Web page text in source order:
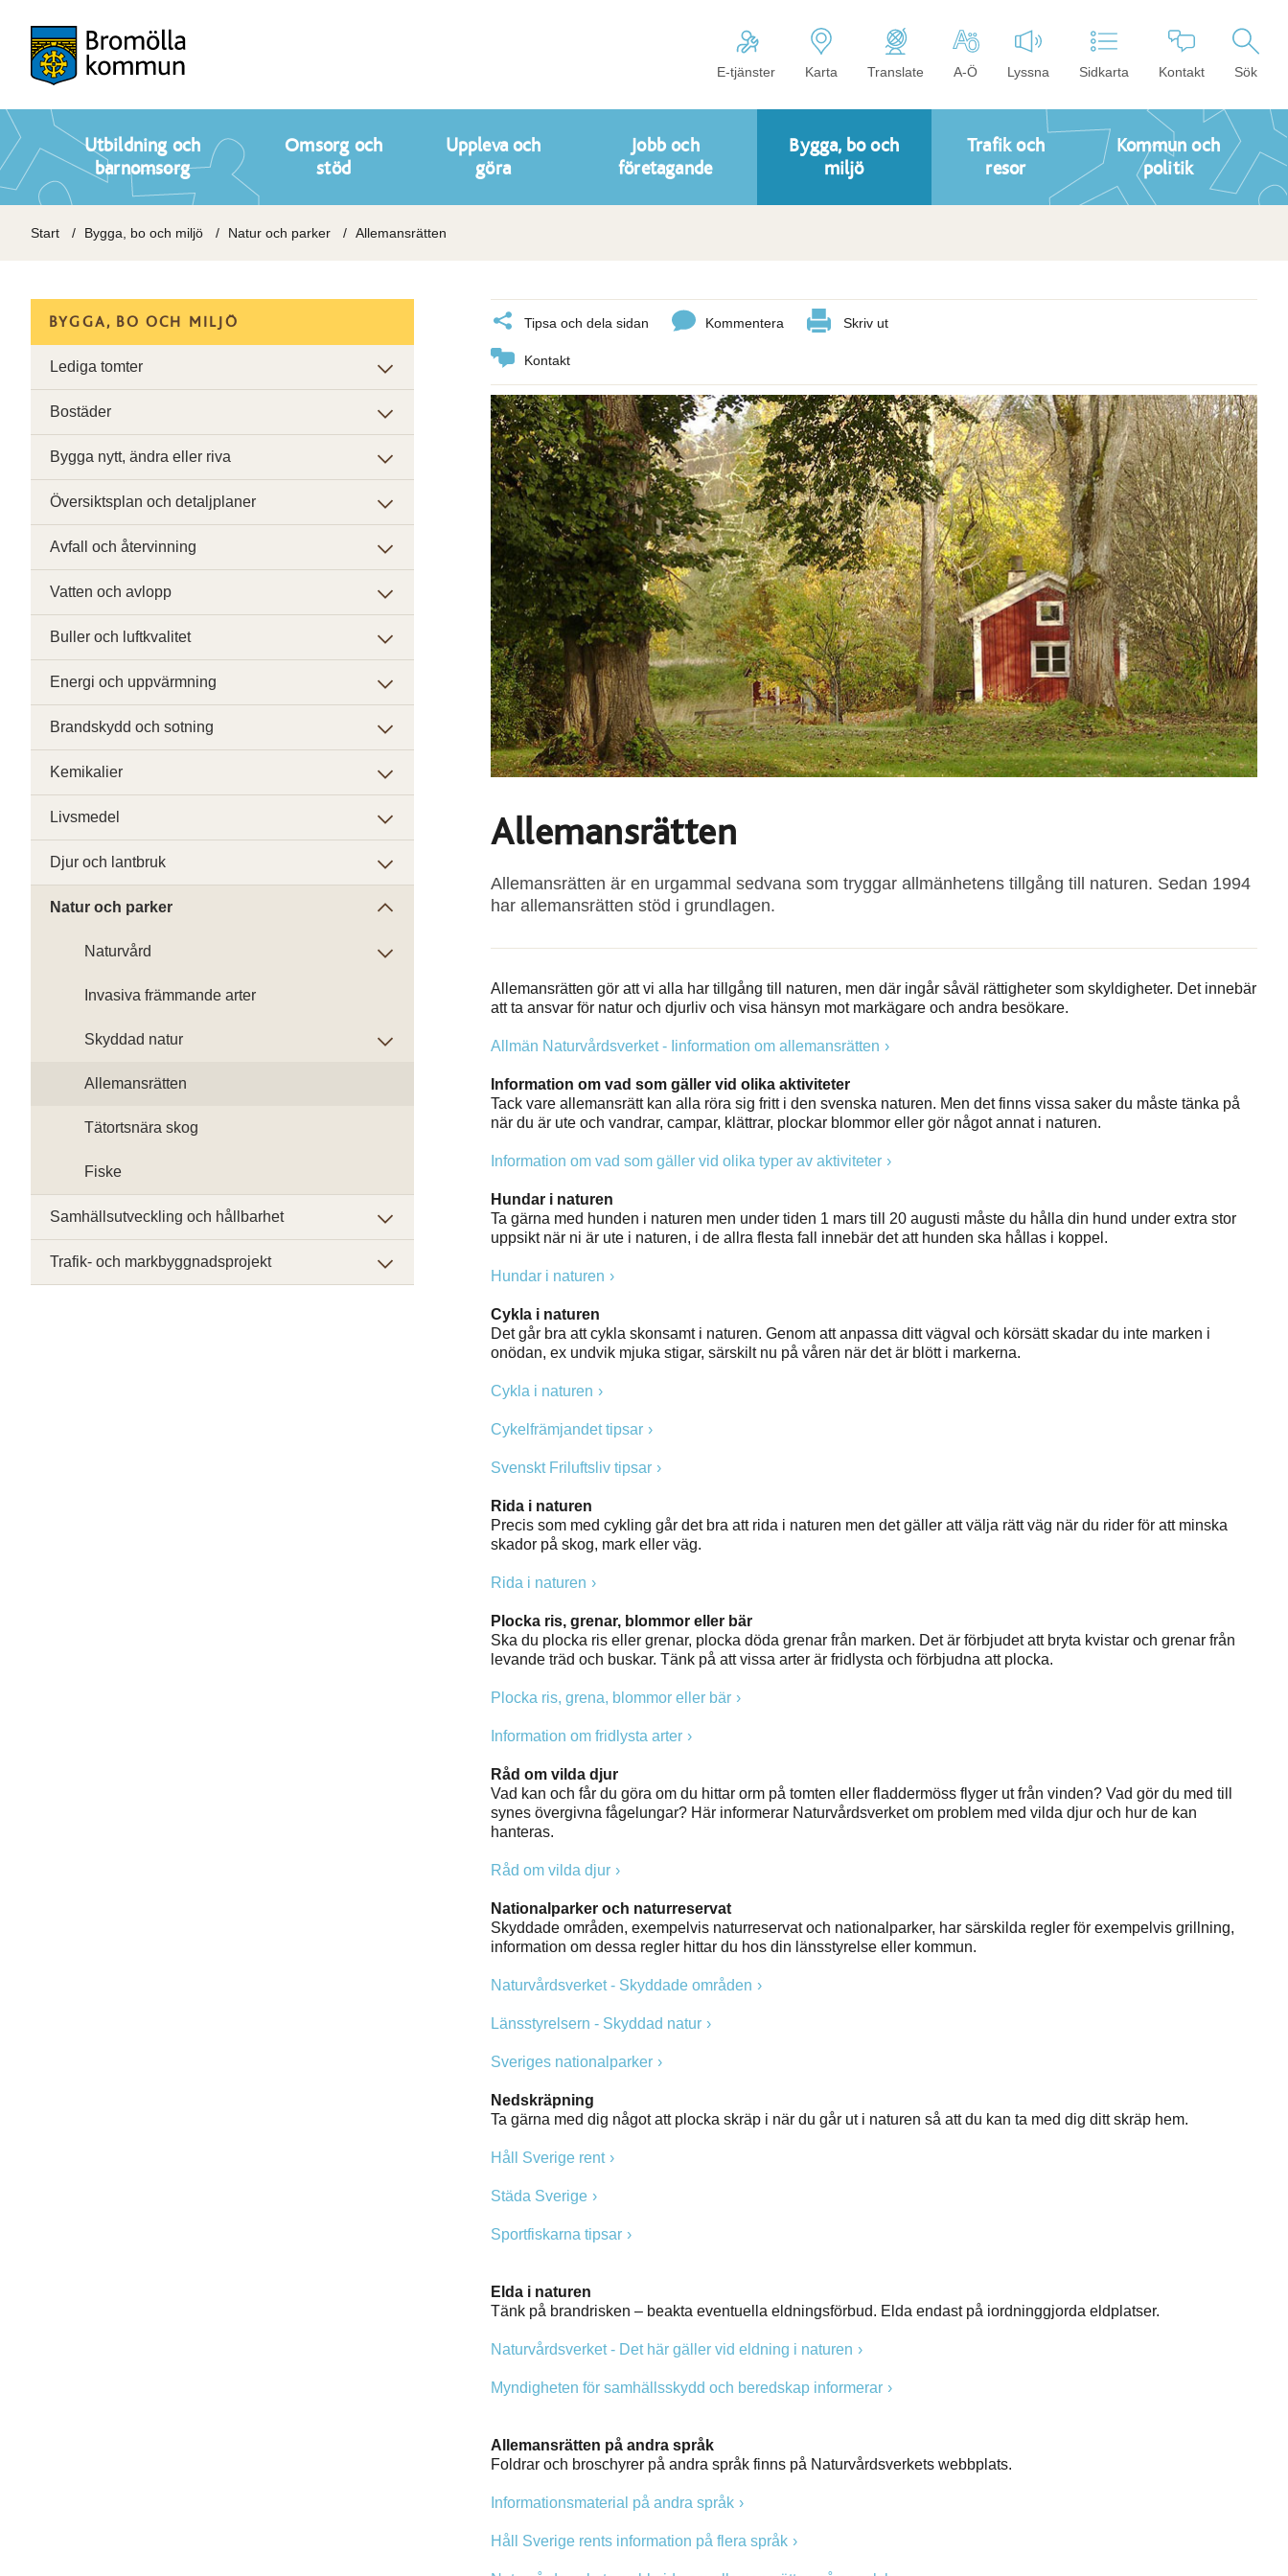
E-tjänster Karta Translate A-Ö Lyssna Sidkarta Kontakt Sök
Utbildning och
barnomsorg
Omsorg och
stöd
Uppleva och
göra
Jobb och
företagande
Bygga, bo och
miljö
Trafik och
resor
Kommun och
politik
Start Bygga, bo och miljö Natur och parker Allemansrätten
Tipsa och dela sidan Kommentera Skriv ut
Kontakt
Allemansrätten
Allemansrätten är en urgammal sedvana som tryggar allmänhetens tillgång till naturen. Sedan 1994
har allemansrätten stöd i grundlagen.
Allemansrätten gör att vi alla har tillgång till naturen, men där ingår såväl rättigheter som skyldigheter. Det innebär
att ta ansvar för natur och djurliv och visa hänsyn mot markägare och andra besökare.
Allmän Naturvårdsverket - Iinformation om allemansrätten
Information om vad som gäller vid olika aktiviteter
Tack vare allemansrätt kan alla röra sig fritt i den svenska naturen. Men det finns vissa saker du måste tänka på
när du är ute och vandrar, campar, klättrar, plockar blommor eller gör något annat i naturen.
Information om vad som gäller vid olika typer av aktiviteter
Hundar i naturen
Ta gärna med hunden i naturen men under tiden 1 mars till 20 augusti måste du hålla din hund under extra stor
uppsikt när ni är ute i naturen, i de allra flesta fall innebär det att hunden ska hållas i koppel.
Hundar i naturen
Cykla i naturen
Det går bra att cykla skonsamt i naturen. Genom att anpassa ditt vägval och körsätt skadar du inte marken i
onödan, ex undvik mjuka stigar, särskilt nu på våren när det är blött i markerna.
Cykla i naturen
Cykelfrämjandet tipsar
Svenskt Friluftsliv tipsar
Rida i naturen
Precis som med cykling går det bra att rida i naturen men det gäller att välja rätt väg när du rider för att minska
skador på skog, mark eller väg.
Rida i naturen
Plocka ris, grenar, blommor eller bär
Ska du plocka ris eller grenar, plocka döda grenar från marken. Det är förbjudet att bryta kvistar och grenar från
levande träd och buskar. Tänk på att vissa arter är fridlysta och förbjudna att plocka.
Plocka ris, grena, blommor eller bär
Information om fridlysta arter
Råd om vilda djur
Vad kan och får du göra om du hittar orm på tomten eller fladdermöss flyger ut från vinden? Vad gör du med till
synes övergivna fågelungar? Här informerar Naturvårdsverket om problem med vilda djur och hur de kan
hanteras.
Råd om vilda djur
Nationalparker och naturreservat
Skyddade områden, exempelvis naturreservat och nationalparker, har särskilda regler för exempelvis grillning,
information om dessa regler hittar du hos din länsstyrelse eller kommun.
Naturvårdsverket - Skyddade områden
Länsstyrelsern - Skyddad natur
Sveriges nationalparker
Nedskräpning
Ta gärna med dig något att plocka skräp i när du går ut i naturen så att du kan ta med dig ditt skräp hem.
Håll Sverige rent
Städa Sverige
Sportfiskarna tipsar
Elda i naturen
Tänk på brandrisken – beakta eventuella eldningsförbud. Elda endast på iordninggjorda eldplatser.
Naturvårdsverket - Det här gäller vid eldning i naturen
Myndigheten för samhällsskydd och beredskap informerar
Allemansrätten på andra språk
Foldrar och broschyrer på andra språk finns på Naturvårdsverkets webbplats.
Informationsmaterial på andra språk
Håll Sverige rents information på flera språk
BYGGA, BO OCH MILJÖ
Lediga tomter
Bostäder
Bygga nytt, ändra eller riva
Översiktsplan och detaljplaner
Avfall och återvinning
Vatten och avlopp
Buller och luftkvalitet
Energi och uppvärmning
Brandskydd och sotning
Kemikalier
Livsmedel
Djur och lantbruk
Natur och parker
Naturvård
Invasiva främmande arter
Skyddad natur
Allemansrätten
Tätortsnära skog
Fiske
Samhällsutveckling och hållbarhet
Trafik- och markbyggnadsprojekt